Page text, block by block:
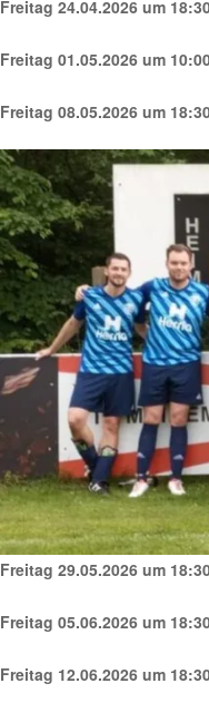
Freitag 24.04.2026 um
Freitag 01.05.2026 um
Freitag 08.05.2026 um
Freitag 29.05.2026 um
Freitag 05.06.2026 um
Freitag 12.06.2026 um